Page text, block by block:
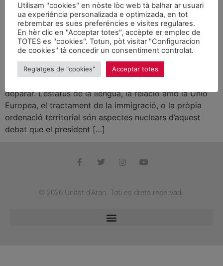
Aran i el nou Estatut de
Catalunya
del país un debat, de vegades apassionat, sobre els
deparar. L’estatus de la llengua, la relació amb la Unió
Europea, el tractament de la immigració, o la pròpia
ordenació territorial són aspectes nuclears d’aquest
debat que el president […]
© 2026 Unitat d'Aran. Toti es drets reservadi.
Utilisam "cookies" en nòste lòc web tà balhar ar usuari
ua experiéncia personalizada e optimizada, en tot
rebrembar es sues preferéncies e visites regulares.
En hèr clic en "Acceptar totes", accèpte er emplec de
TOTES es "cookies". Totun, pòt visitar "Configuracion
de cookies" tà concedir un consentiment controlat.
Reglatges de "cookies" Acceptar totes